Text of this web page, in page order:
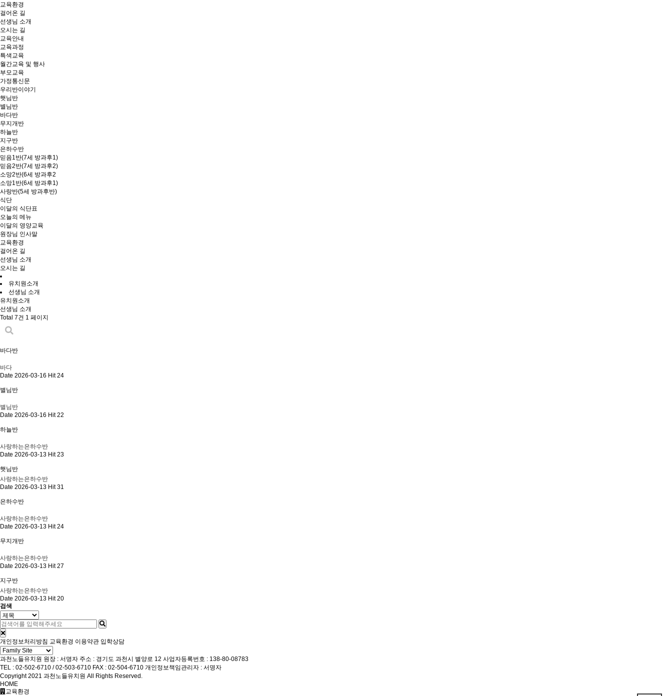
교육환경
걸어온 길
선생님 소개
오시는 길
교육안내
교육과정
특색교육
월간교육 및 행사
부모교육
가정통신문
우리반이야기
햇님반
별님반
바다반
무지개반
하늘반
지구반
은하수반
믿음1반(7세 방과후1)
믿음2반(7세 방과후2)
소망2반(6세 방과후2
소망1반(6세 방과후1)
사랑반(5세 방과후반)
식단
이달의 식단표
오늘의 메뉴
이달의 영양교육
원장님 인사말
교육환경
걸어온 길
선생님 소개
오시는 길
유치원소개
선생님 소개
유치원소개
선생님 소개
Total 7건 1 페이지
바다반
바다
Date 2026-03-16 Hit 24
별님반
별님반
Date 2026-03-16 Hit 22
하늘반
사랑하는은하수반
Date 2026-03-13 Hit 23
햇님반
사랑하는은하수반
Date 2026-03-13 Hit 31
은하수반
사랑하는은하수반
Date 2026-03-13 Hit 24
무지개반
사랑하는은하수반
Date 2026-03-13 Hit 27
지구반
사랑하는은하수반
Date 2026-03-13 Hit 20
검색
개인정보처리방침 교육환경 이용약관 입학상담
과천노들유치원 원장 : 서명자 주소 : 경기도 과천시 별양로 12 사업자등록번호 : 138-80-08783
TEL : 02-502-6710 / 02-503-6710 FAX : 02-504-6710 개인정보책임관리자 : 서명자
Copyright 2021 과천노들유치원 All Rights Reserved.
HOME
교육환경